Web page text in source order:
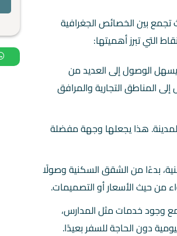
بين الخصائص الجغرافية
التي تبرز أهميتها:
الوصول إلى العديد من
المناطق التجارية والمرافق
هذا يجعلها وجهة مفضلة
بدءًا من الشقق السكنية وصولًا
من حيث الأسعار أو التصميمات.
وجود خدمات مثل المدارس،
دون الحاجة للسفر بعيدًا.